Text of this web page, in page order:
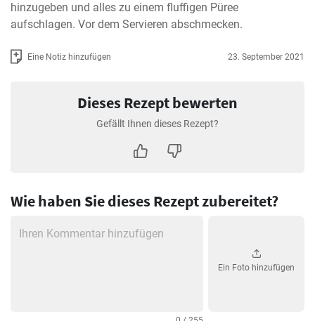
hinzugeben und alles zu einem fluffigen Püree
aufschlagen. Vor dem Servieren abschmecken.
Eine Notiz hinzufügen 23. September 2021
Dieses Rezept bewerten
Gefällt Ihnen dieses Rezept?
Wie haben Sie dieses Rezept zubereitet?
Ein Foto hinzufügen